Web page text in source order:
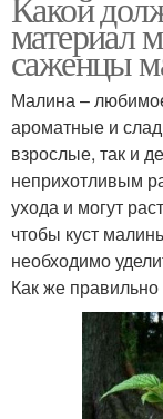
материал
саженцы
Малина –
ароматные и
взрослые, так и
неприхотливым
ухода и могут
чтобы куст
необходимо
Как же